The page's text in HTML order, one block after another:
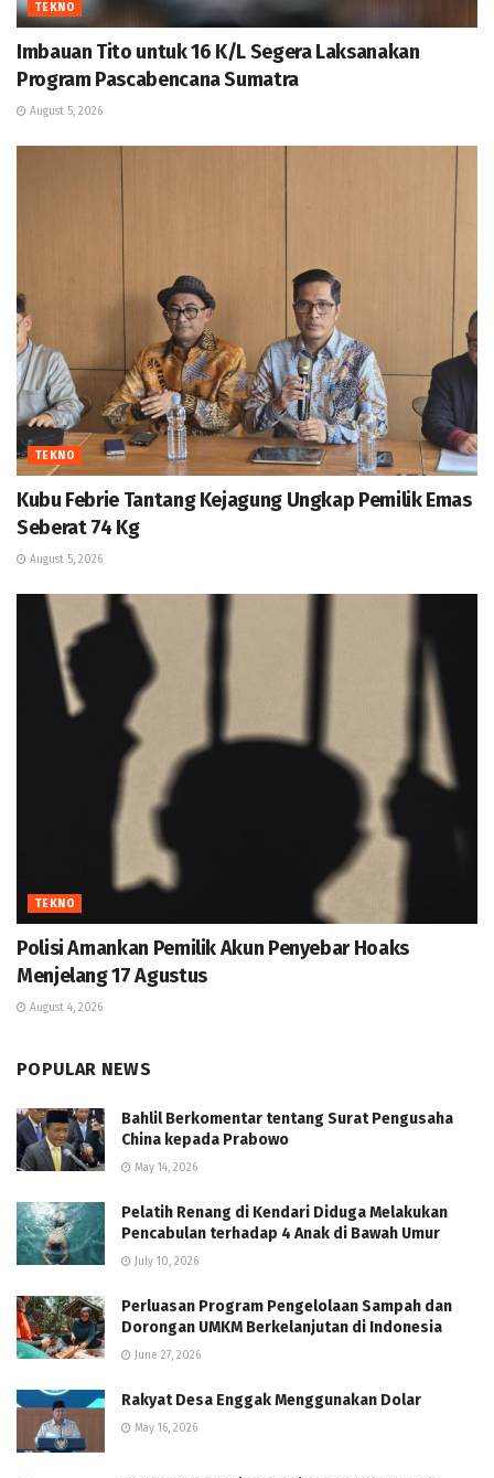
TEKNO
Imbauan Tito untuk 16 K/L Segera Laksanakan
Program Pascabencana Sumatra
August 5, 2026
TEKNO
Kubu Febrie Tantang Kejagung Ungkap Pemilik Emas
Seberat 74 Kg
August 5, 2026
TEKNO
Polisi Amankan Pemilik Akun Penyebar Hoaks
Menjelang 17 Agustus
August 4, 2026
POPULAR NEWS
Bahlil Berkomentar tentang Surat Pengusaha
China kepada Prabowo
May 14, 2026
Pelatih Renang di Kendari Diduga Melakukan
Pencabulan terhadap 4 Anak di Bawah Umur
July 10, 2026
Perluasan Program Pengelolaan Sampah dan
Dorongan UMKM Berkelanjutan di Indonesia
June 27, 2026
Rakyat Desa Enggak Menggunakan Dolar
May 16, 2026